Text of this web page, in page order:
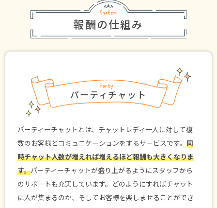
報酬の仕組み
パーティチャット
パーティーチャットとは、チャットレディ一人に対して複
数のお客様とコミュニケーションをするサービスです。同
時チャット人数が増えれば増えるほど報酬も大きくなりま
す。パーティーチャットが盛り上がるようにスタッフから
のサポートも充実しています。どのようにすればチャット
に人が集まるのか、そしてお客様を楽しませることができ